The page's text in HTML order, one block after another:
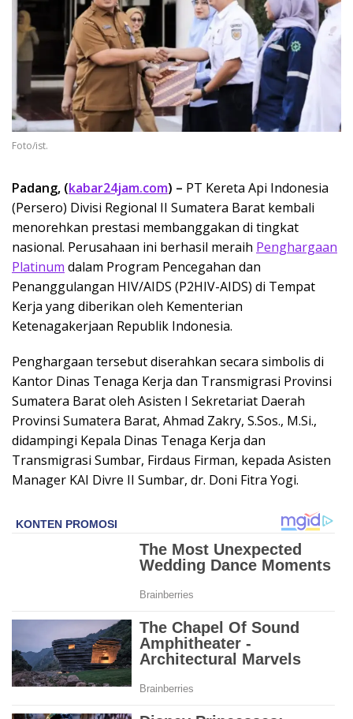
Foto/ist.
Padang, (kabar24jam.com) – PT Kereta Api Indonesia
(Persero) Divisi Regional II Sumatera Barat kembali
menorehkan prestasi membanggakan di tingkat
nasional. Perusahaan ini berhasil meraih Penghargaan
Platinum dalam Program Pencegahan dan
Penanggulangan HIV/AIDS (P2HIV-AIDS) di Tempat
Kerja yang diberikan oleh Kementerian
Ketenagakerjaan Republik Indonesia.
Penghargaan tersebut diserahkan secara simbolis di
Kantor Dinas Tenaga Kerja dan Transmigrasi Provinsi
Sumatera Barat oleh Asisten I Sekretariat Daerah
Provinsi Sumatera Barat, Ahmad Zakry, S.Sos., M.Si.,
didampingi Kepala Dinas Tenaga Kerja dan
Transmigrasi Sumbar, Firdaus Firman, kepada Asisten
Manager KAI Divre II Sumbar, dr. Doni Fitra Yogi.